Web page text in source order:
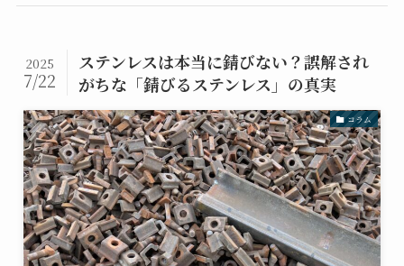
ステンレスは本当に錆びない？誤解され
がちな「錆びるステンレス」の真実
2025
7/22
コラム